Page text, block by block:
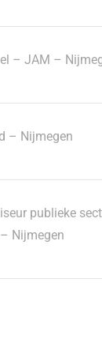
– JAM –
– Nijmegen
publieke
Nijmegen